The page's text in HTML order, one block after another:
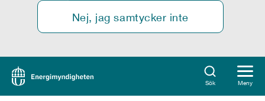
Nej, jag samtycker inte
Sök Meny